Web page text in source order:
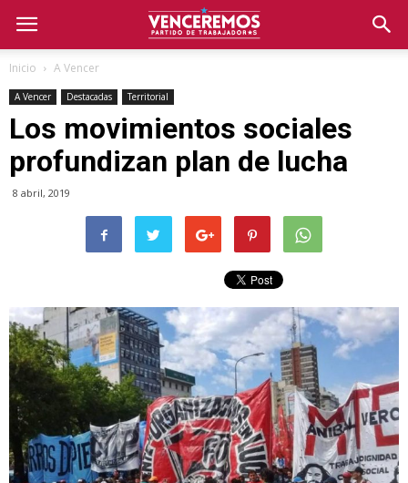
Inicio A Vencer
A Vencer Destacadas Territorial
Los movimientos sociales
profundizan plan de lucha
8 abril, 2019